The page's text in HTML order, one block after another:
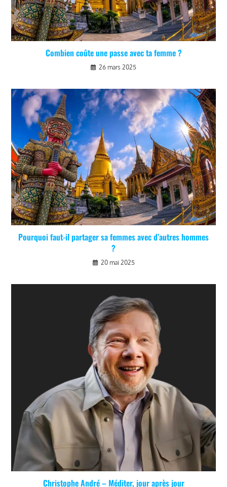
Combien coûte une passe avec ta femme ?
26 mars 2025
Pourquoi faut-il partager sa femmes avec d’autres hommes
?
20 mai 2025
Christophe André – Méditer, jour après jour